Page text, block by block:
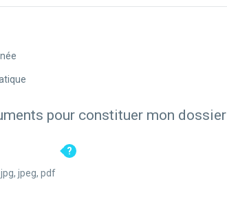
pour constituer mon dossier
fichier : png, jpg, jpeg, pdf